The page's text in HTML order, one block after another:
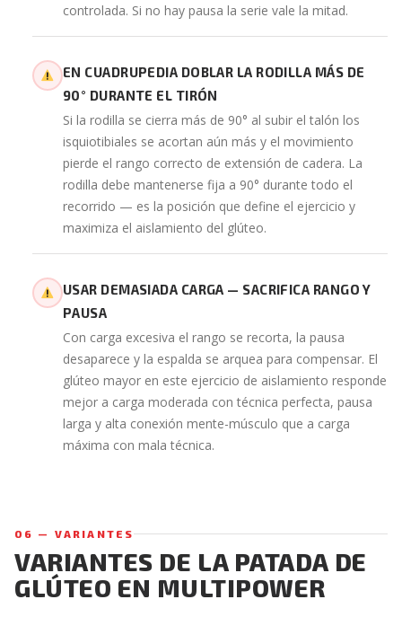
controlada. Si no hay pausa la serie vale la mitad.
EN CUADRUPEDIA DOBLAR LA RODILLA MÁS DE
90° DURANTE EL TIRÓN
Si la rodilla se cierra más de 90° al subir el talón los
isquiotibiales se acortan aún más y el movimiento
pierde el rango correcto de extensión de cadera. La
rodilla debe mantenerse fija a 90° durante todo el
recorrido — es la posición que define el ejercicio y
maximiza el aislamiento del glúteo.
USAR DEMASIADA CARGA — SACRIFICA RANGO Y
PAUSA
Con carga excesiva el rango se recorta, la pausa
desaparece y la espalda se arquea para compensar. El
glúteo mayor en este ejercicio de aislamiento responde
mejor a carga moderada con técnica perfecta, pausa
larga y alta conexión mente-músculo que a carga
máxima con mala técnica.
06 — VARIANTES
VARIANTES DE LA PATADA DE
GLÚTEO EN MULTIPOWER